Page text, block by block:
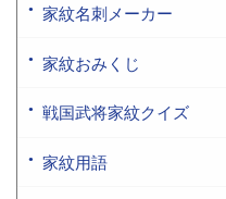
家紋名刺メーカー
家紋おみくじ
戦国武将家紋クイズ
家紋用語